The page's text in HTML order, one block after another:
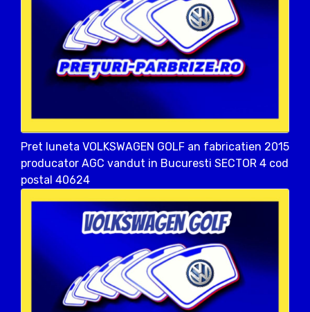
Pret luneta VOLKSWAGEN GOLF an fabricatien 2015
producator AGC vandut in Bucuresti SECTOR 4 cod
postal 40624